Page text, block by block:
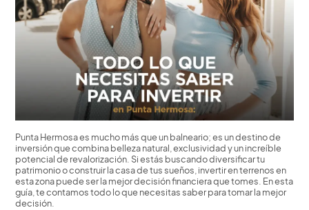
Punta Hermosa es mucho más que un balneario; es un destino de
inversión que combina belleza natural, exclusividad y un increíble
potencial de revalorización. Si estás buscando diversificar tu
patrimonio o construir la casa de tus sueños, invertir en terrenos en
esta zona puede ser la mejor decisión financiera que tomes. En esta
guía, te contamos todo lo que necesitas saber para tomar la mejor
decisión.